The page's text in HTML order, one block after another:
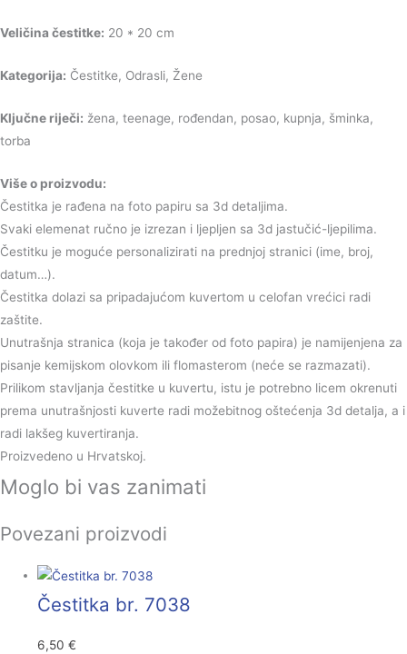
Veličina čestitke: 20 * 20 cm
Kategorija: Čestitke, Odrasli, Žene
Ključne riječi: žena, teenage, rođendan, posao, kupnja, šminka,
torba
Više o proizvodu:
Čestitka je rađena na foto papiru sa 3d detaljima.
Svaki elemenat ručno je izrezan i ljepljen sa 3d jastučić-ljepilima.
Čestitku je moguće personalizirati na prednjoj stranici (ime, broj,
datum…).
Čestitka dolazi sa pripadajućom kuvertom u celofan vrećici radi
zaštite.
Unutrašnja stranica (koja je također od foto papira) je namijenjena za
pisanje kemijskom olovkom ili flomasterom (neće se razmazati).
Prilikom stavljanja čestitke u kuvertu, istu je potrebno licem okrenuti
prema unutrašnjosti kuverte radi možebitnog oštećenja 3d detalja, a i
radi lakšeg kuvertiranja.
Proizvedeno u Hrvatskoj.
Moglo bi vas zanimati
Povezani proizvodi
Čestitka br. 7038
6,50€